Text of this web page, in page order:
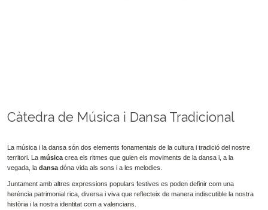
Càtedra de Música i Dansa Tradicional
La música i la dansa són dos elements fonamentals de la cultura i tradició del nostre
territori. La músicacrea els ritmes que guien els moviments de la dansa i, a la
vegada, la dansadóna vida als sons i a les melodies.
Juntament amb altres expressions populars festives es poden definir com una
herència patrimonial rica, diversa i viva que reflecteix de manera indiscutible la nostra
història i la nostra identitat com a valencians.